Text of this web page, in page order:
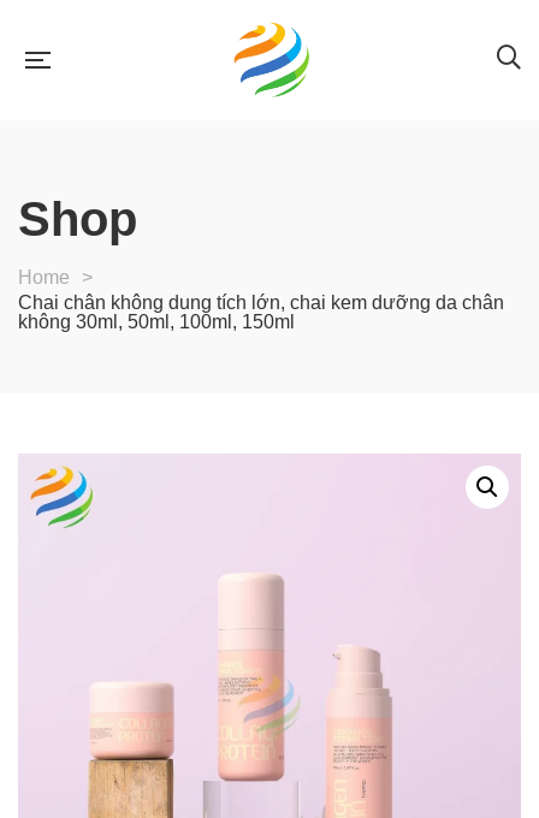
Shop
Home
>
Chai chân không dung tích lớn, chai kem dưỡng da chân
không 30ml, 50ml, 100ml, 150ml